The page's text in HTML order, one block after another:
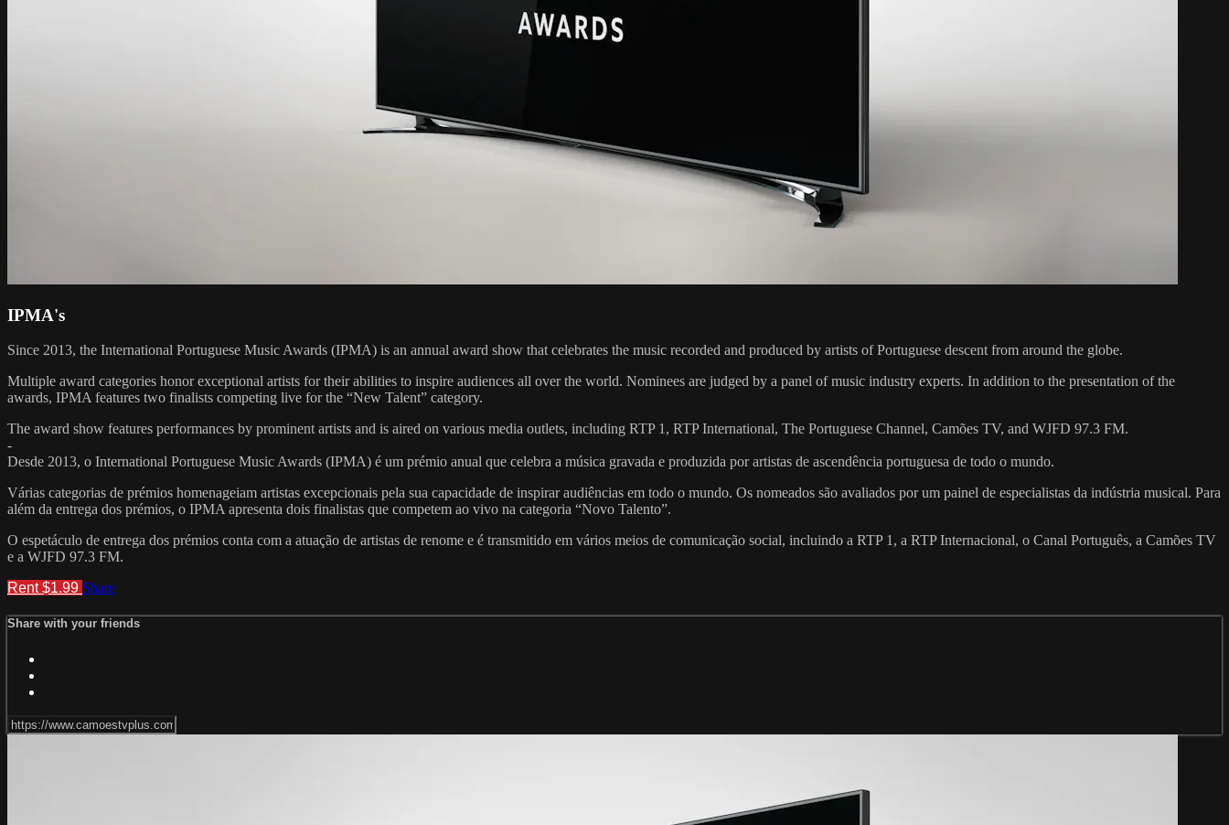
IPMA's
Since 2013, the International Portuguese Music Awards (IPMA) is an annual award show that celebrates the music recorded and produced by artists of Portuguese descent from around the globe.
Multiple award categories honor exceptional artists for their abilities to inspire audiences all over the world. Nominees are judged by a panel of music industry experts. In addition to the presentation of the
awards, IPMA features two finalists competing live for the “New Talent” category.
The award show features performances by prominent artists and is aired on various media outlets, including RTP 1, RTP International, The Portuguese Channel, Camões TV, and WJFD 97.3 FM.
-
Desde 2013, o International Portuguese Music Awards (IPMA) é um prémio anual que celebra a música gravada e produzida por artistas de ascendência portuguesa de todo o mundo.
Várias categorias de prémios homenageiam artistas excepcionais pela sua capacidade de inspirar audiências em todo o mundo. Os nomeados são avaliados por um painel de especialistas da indústria musical. Para
além da entrega dos prémios, o IPMA apresenta dois finalistas que competem ao vivo na categoria “Novo Talento”.
O espetáculo de entrega dos prémios conta com a atuação de artistas de renome e é transmitido em vários meios de comunicação social, incluindo a RTP 1, a RTP Internacional, o Canal Português, a Camões TV
e a WJFD 97.3 FM.
Rent $1.99 Share
Share with your friends